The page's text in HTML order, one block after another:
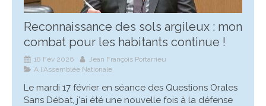
Reconnaissance des sols argileux : mon
combat pour les habitants continue !
18 Fév 2026
Jean François Portarrieu
A l'Assemblée Nationale
Le mardi 17 février en séance des Questions Orales
Sans Débat, j'ai été une nouvelle fois à la défense